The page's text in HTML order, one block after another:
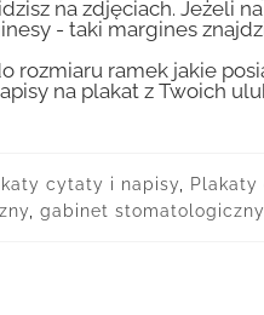
na zdjęciach. Jeżeli
- taki margines
rozmiaru ramek jakie
na plakat z Twoich
cytaty i napisy Plakaty
gabinet stomatologiczny